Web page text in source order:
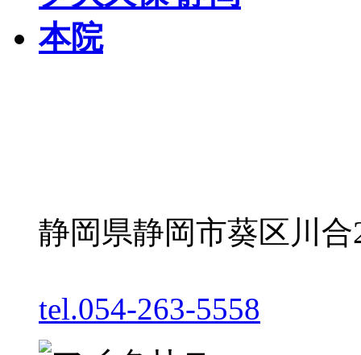
静岡県静岡市葵区川合
tel.054-263-5558